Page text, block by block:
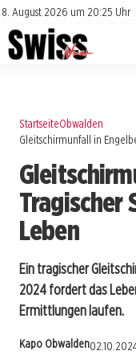
8. August 2026 um 20:25 Uhr
Impressum
Datenschutz
Jobs
Events
StartseiteObwalden
Gleitschirmunfall in
Tragischer
Leben
Ein tragischer
2024 fordert das
Ermittlungen laufen.
Kapo Obwalden